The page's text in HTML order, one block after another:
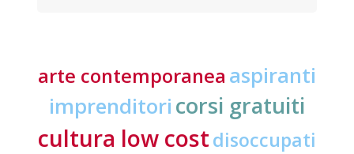
arte contemporanea aspiranti
imprenditori corsi gratuiti
cultura low costdisoccupati